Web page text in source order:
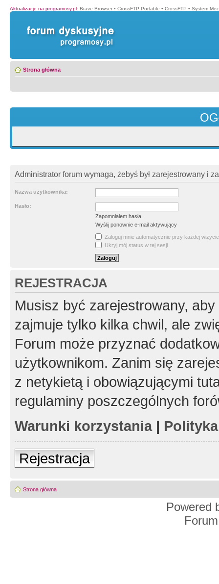
Aktualizacje na programosy.pl: Brave Browser • CrossFTP Portable • CrossFTP • System
Strona główna
Administrator forum wymaga, żebyś był zarejestrowany i
Nazwa użytkownika:
Hasło:
Zapomniałem hasła
Wyślij ponownie e-mail aktywujący
Zaloguj mnie automatycznie przy każdej wizycie
Ukryj mój status w tej sesji
REJESTRACJA
Musisz być zarejestrowany,
zajmuje tylko kilka chwil, ale
Forum może przyznać
użytkownikom. Zanim się
z netykietą i obowiązującymi
regulaminy poszczególnych
Warunki korzystania|
Rejestracja
Strona główna
Powered